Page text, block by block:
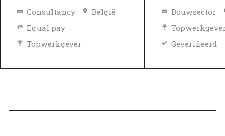
Consultancy
België
Equal pay
Topwerkgever
Bouwsector
Geverifieerd